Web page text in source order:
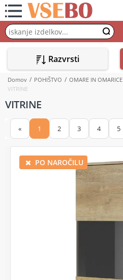
Razvrsti
Domov POHIŠTVO OMARE IN OMARICE
VITRINE
VITRINE
« 1 2 3 4 5
PO NAROČILU